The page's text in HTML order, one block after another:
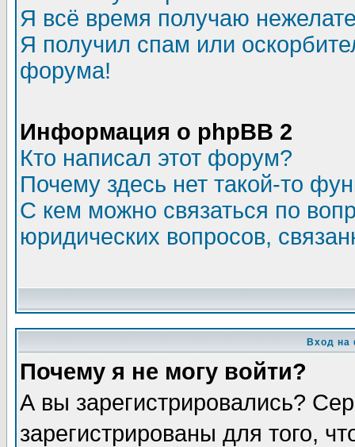
Я всё время получаю
Я получил спам или
форума!
Информация о phpBB 2
Кто написал этот форум?
Почему здесь нет такой-то
С кем можно связаться по
юридических вопросов,
Вход на
Почему я не могу войти?
А вы зарегистрировались?
зарегистрированы для того,